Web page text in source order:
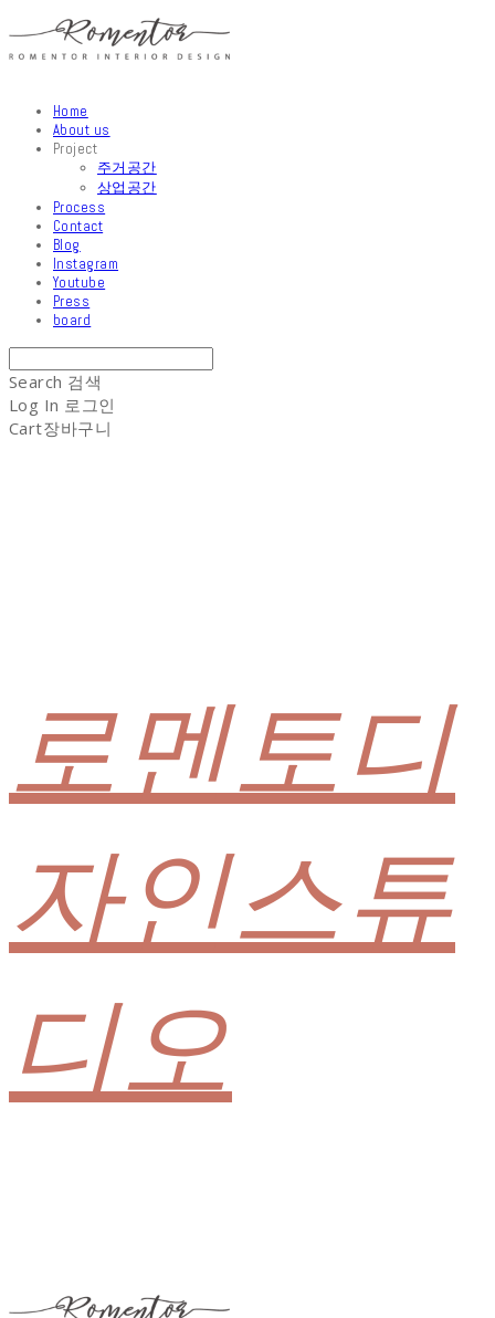
Home
About us
Project
주거공간
상업공간
Process
Contact
Blog
Instagram
Youtube
Press
board
Search 검색
Log In 로그인
Cart장바구니
로멘토디
자인스튜
디오